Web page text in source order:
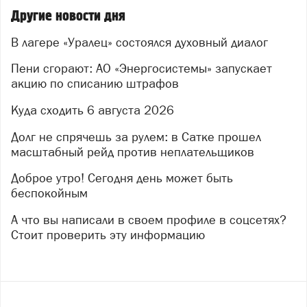
Божией помощи.
епархии
Другие новости дня
В лагере «Уралец» состоялся духовный диалог
Пени сгорают: АО «Энергосистемы» запускает
акцию по списанию штрафов
Куда сходить 6 августа 2026
Долг не спрячешь за рулем: в Сатке прошел
масштабный рейд против неплательщиков
Доброе утро! Сегодня день может быть
беспокойным
А что вы написали в своем профиле в соцсетях?
Стоит проверить эту информацию